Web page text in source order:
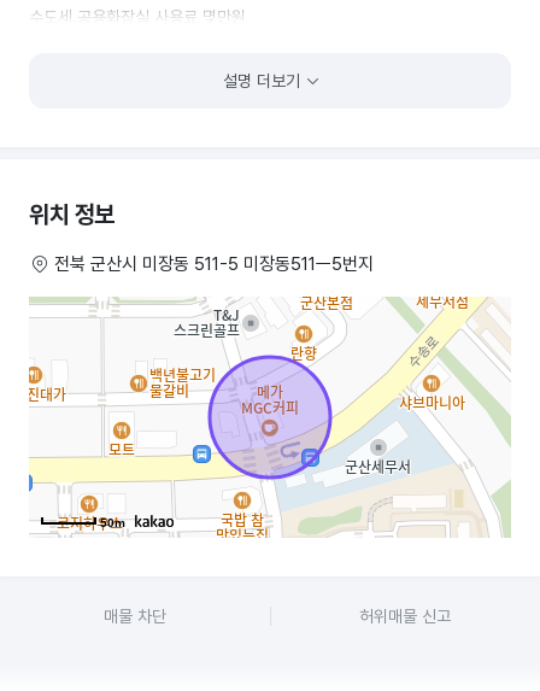
수도세.공용화장실 사용료 몇만원
102호 31평 보증금3천 200만원
201호 54평 보증금3천 200만원
202호 47평 보증금3천 180만원
미장동 511ㅡ5번지 세무서 사거리
설명 더보기
위치 정보
전북 군산시 미장동 511-5 미장동511ㅡ5번지
50m
매물 차단 허위매물 신고